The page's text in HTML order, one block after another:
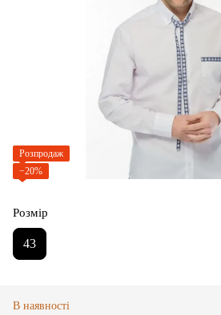
Розпродаж
−20%
Розмір
43
В наявності